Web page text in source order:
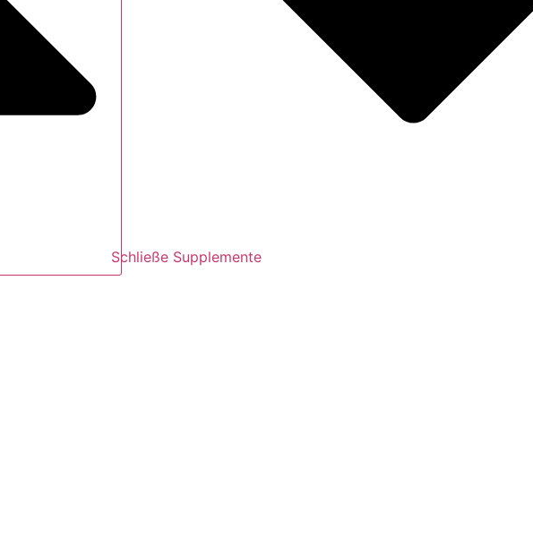
Schließe Supplemente